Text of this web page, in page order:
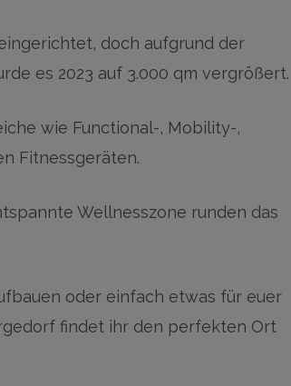
doch aufgrund der
es 2023 auf 3.000 qm vergrößert.
wie Functional-, Mobility-,
Fitnessgeräten.
Wellnesszone runden das
oder einfach etwas für euer
findet ihr den perfekten Ort